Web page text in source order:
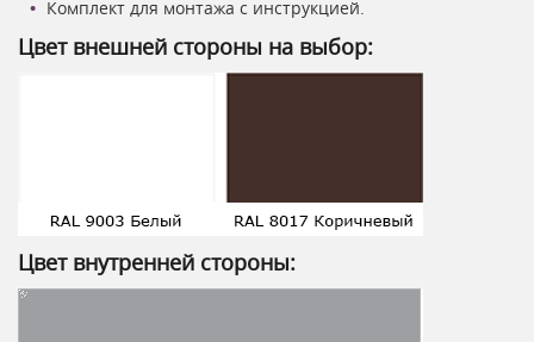
Комплект для монтажа с инструкцией.
Цвет внешней стороны на выбор:
Цвет внутренней стороны: